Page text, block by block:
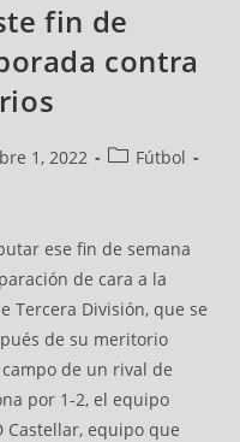
fin de
contra
1, 2022
Fútbol
ese fin de semana
de cara a la
Tercera División, que se
de su meritorio
de un rival de
por 1-2, el equipo
Castellar, equipo que